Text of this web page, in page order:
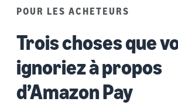
POUR LES ACHETEURS
Trois choses que
ignoriez à propos
d’Amazon Pay